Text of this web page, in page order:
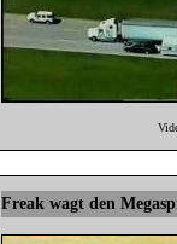
Freak wagt den